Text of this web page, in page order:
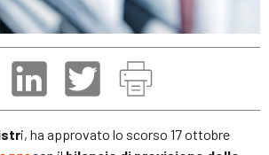
i, ha approvato lo scorso 17 ottobre